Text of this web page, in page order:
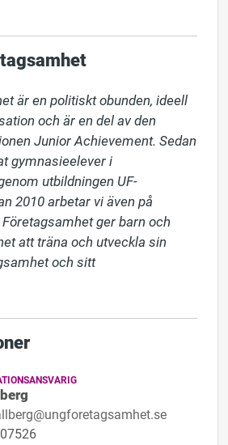
är en politiskt obunden, ideell
och är en del av den
Junior Achievement. Sedan
gymnasieelever i
utbildningen UF-
2010 arbetar vi även på
ger barn och
att träna och utveckla sin
och sitt